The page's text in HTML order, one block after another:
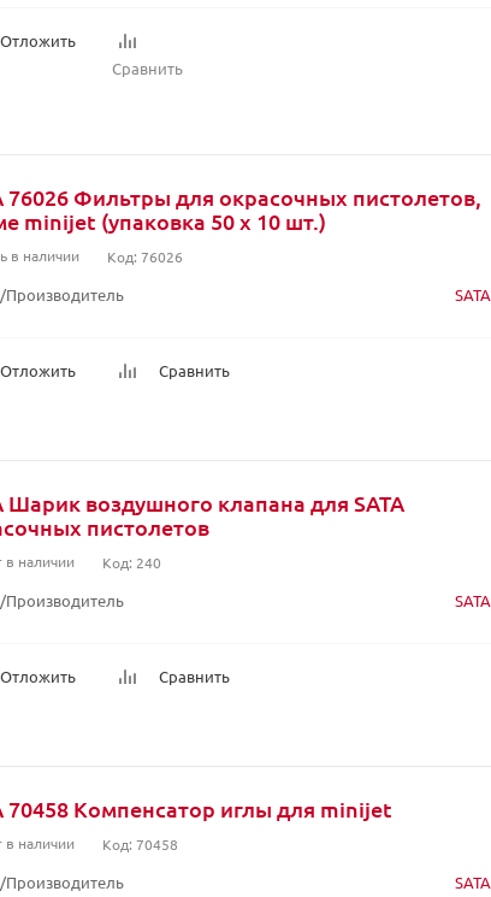
Отложить
Сравнить
76026 Фильтры для окрасочных пистолетов,
minijet (упаковка 50 x 10 шт.)
в наличии Код: 76026
Производитель SATA
Отложить Сравнить
Шарик воздушного клапана для SATA
пистолетов
в наличии Код: 240
Производитель SATA
Отложить Сравнить
70458 Компенсатор иглы для minijet
в наличии Код: 70458
Производитель SATA